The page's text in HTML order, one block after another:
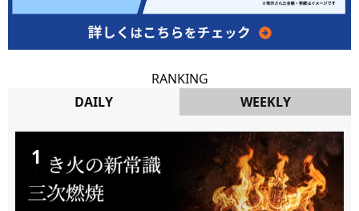
RANKING
DAILY
WEEKLY